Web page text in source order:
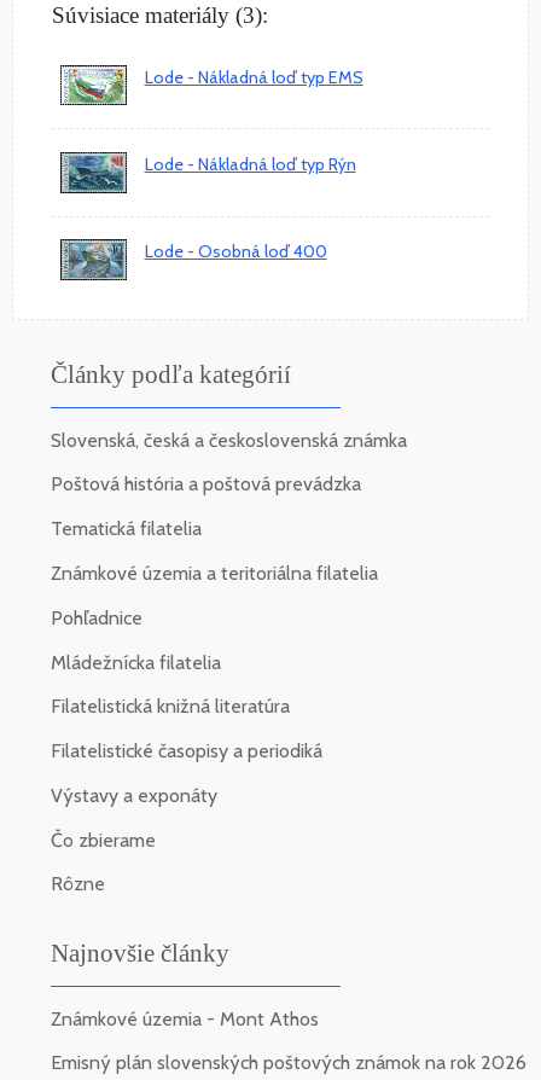
Súvisiace materiály (3):
Lode - Nákladná loď typ EMS
Lode - Nákladná loď typ Rýn
Lode - Osobná loď 400
Články podľa kategórií
Slovenská, česká a československá známka
Poštová história a poštová prevádzka
Tematická filatelia
Známkové územia a teritoriálna filatelia
Pohľadnice
Mládežnícka filatelia
Filatelistická knižná literatúra
Filatelistické časopisy a periodiká
Výstavy a exponáty
Čo zbierame
Rôzne
Najnovšie články
Známkové územia - Mont Athos
Emisný plán slovenských poštových známok na rok 2026